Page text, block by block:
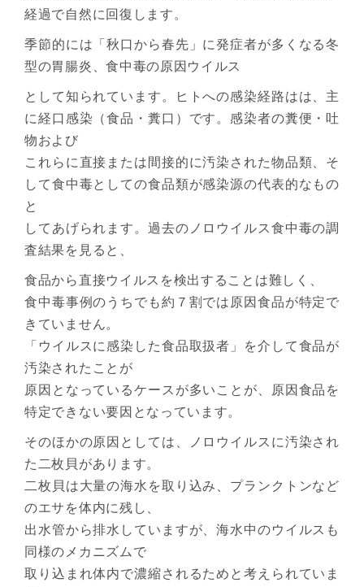
経過で自然に回復します。
季節的には「秋口から春先」に発症者が多くなる冬
型の胃腸炎、食中毒の原因ウイルス
として知られています。ヒトへの感染経路はは、主
に経口感染（食品・糞口）です。感染者の糞便・吐
物および
これらに直接または間接的に汚染された物品類、そ
して食中毒としての食品類が感染源の代表的なもの
と
してあげられます。過去のノロウイルス食中毒の調
査結果を見ると、
食品から直接ウイルスを検出することは難しく、
食中毒事例のうちでも約７割では原因食品が特定で
きていません。
「ウイルスに感染した食品取扱者」を介して食品が
汚染されたことが
原因となっているケースが多いことが、原因食品を
特定できない要因となっています。
そのほかの原因としては、ノロウイルスに汚染され
た二枚貝があります。
二枚貝は大量の海水を取り込み、プランクトンなど
のエサを体内に残し、
出水管から排水していますが、海水中のウイルスも
同様のメカニズムで
取り込まれ体内で濃縮されるためと考えられていま